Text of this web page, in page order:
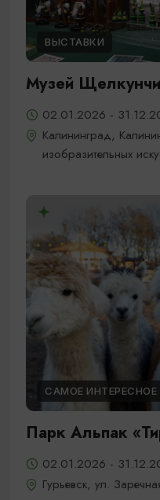
ВЫСТАВКИ
Музей
02.01.2026 -
Калининград,
изобразительных
САМОЕ ИНТЕРЕСНОЕ
Парк Альпак
02.01.2026 -
Гурьевск, ул.